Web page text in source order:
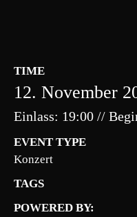
TIME
12. November
Einlass: 19:00 //
EVENT TYPE
Konzert
TAGS
POWERED BY: